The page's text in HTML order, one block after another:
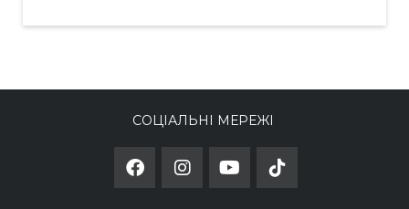
СОЦІАЛЬНІ МЕРЕЖІ